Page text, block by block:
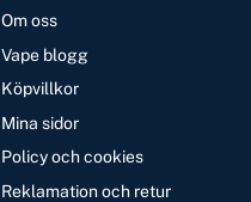
Om oss
Vape blogg
Köpvillkor
Mina sidor
Policy och cookies
Reklamation och retur